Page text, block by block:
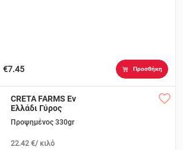
€7.45 Προσθήκη
CRETA FARMS Eν
Ελλάδι Γύρος
Χοιρινός
Προψημένος 330gr
22.42 €/ κιλό